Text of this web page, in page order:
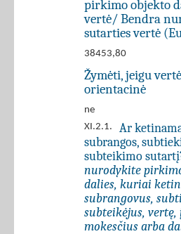
pirkimo objekto
vertė/ Bendra
sutarties vertė
38453,80
Žymėti, jeigu
orientacinė
ne
XI.2.1.
Ar
subrangos,
subteikimo
nurodykite
dalies, kuriai
subrangovus,
subteikėjus,
mokesčius arba